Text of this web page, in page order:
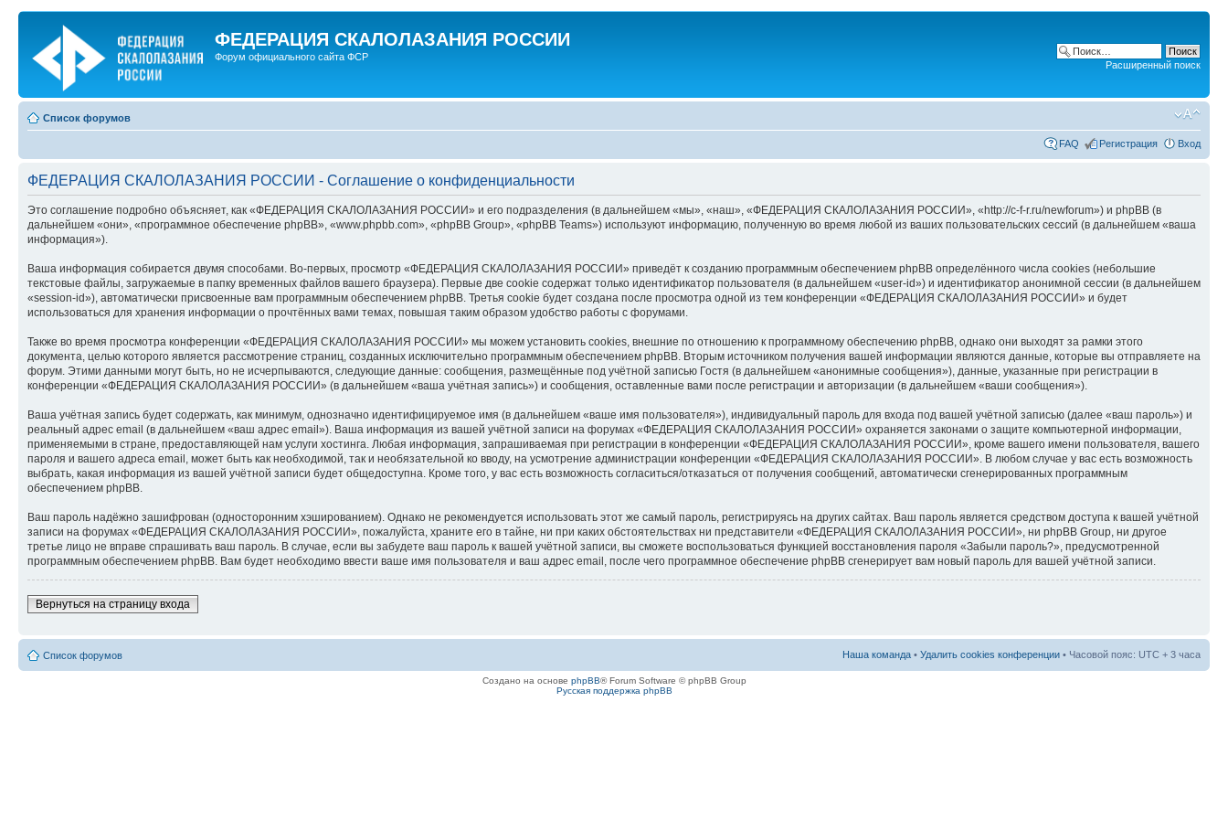
ФЕДЕРАЦИЯ СКАЛОЛАЗАНИЯ РОССИИ
Форум официального сайта ФСР
Расширенный поиск
Список форумов
FAQ Регистрация Вход
ФЕДЕРАЦИЯ СКАЛОЛАЗАНИЯ РОССИИ - Соглашение о конфиденциальности
Это соглашение подробно объясняет, как «ФЕДЕРАЦИЯ СКАЛОЛАЗАНИЯ РОССИИ» и его подразделения (в дальнейшем «мы», «наш», «ФЕДЕРАЦИЯ СКАЛОЛАЗАНИЯ РОССИИ», «http://c-f-r.ru/newforum») и phpBB (в
дальнейшем «они», «программное обеспечение phpBB», «www.phpbb.com», «phpBB Group», «phpBB Teams») используют информацию, полученную во время любой из ваших пользовательских сессий (в дальнейшем «ваша
информация»).
Ваша информация собирается двумя способами. Во-первых, просмотр «ФЕДЕРАЦИЯ СКАЛОЛАЗАНИЯ РОССИИ» приведёт к созданию программным обеспечением phpBB определённого числа cookies (небольшие
текстовые файлы, загружаемые в папку временных файлов вашего браузера). Первые две cookie содержат только идентификатор пользователя (в дальнейшем «user-id») и идентификатор анонимной сессии (в дальнейшем
«session-id»), автоматически присвоенные вам программным обеспечением phpBB. Третья cookie будет создана после просмотра одной из тем конференции «ФЕДЕРАЦИЯ СКАЛОЛАЗАНИЯ РОССИИ» и будет
использоваться для хранения информации о прочтённых вами темах, повышая таким образом удобство работы с форумами.
Также во время просмотра конференции «ФЕДЕРАЦИЯ СКАЛОЛАЗАНИЯ РОССИИ» мы можем установить cookies, внешние по отношению к программному обеспечению phpBB, однако они выходят за рамки этого
документа, целью которого является рассмотрение страниц, созданных исключительно программным обеспечением phpBB. Вторым источником получения вашей информации являются данные, которые вы отправляете на
форум. Этими данными могут быть, но не исчерпываются, следующие данные: сообщения, размещённые под учётной записью Гостя (в дальнейшем «анонимные сообщения»), данные, указанные при регистрации в
конференции «ФЕДЕРАЦИЯ СКАЛОЛАЗАНИЯ РОССИИ» (в дальнейшем «ваша учётная запись») и сообщения, оставленные вами после регистрации и авторизации (в дальнейшем «ваши сообщения»).
Ваша учётная запись будет содержать, как минимум, однозначно идентифицируемое имя (в дальнейшем «ваше имя пользователя»), индивидуальный пароль для входа под вашей учётной записью (далее «ваш пароль») и
реальный адрес email (в дальнейшем «ваш адрес email»). Ваша информация из вашей учётной записи на форумах «ФЕДЕРАЦИЯ СКАЛОЛАЗАНИЯ РОССИИ» охраняется законами о защите компьютерной информации,
применяемыми в стране, предоставляющей нам услуги хостинга. Любая информация, запрашиваемая при регистрации в конференции «ФЕДЕРАЦИЯ СКАЛОЛАЗАНИЯ РОССИИ», кроме вашего имени пользователя, вашего
пароля и вашего адреса email, может быть как необходимой, так и необязательной ко вводу, на усмотрение администрации конференции «ФЕДЕРАЦИЯ СКАЛОЛАЗАНИЯ РОССИИ». В любом случае у вас есть возможность
выбрать, какая информация из вашей учётной записи будет общедоступна. Кроме того, у вас есть возможность согласиться/отказаться от получения сообщений, автоматически сгенерированных программным
обеспечением phpBB.
Ваш пароль надёжно зашифрован (односторонним хэшированием). Однако не рекомендуется использовать этот же самый пароль, регистрируясь на других сайтах. Ваш пароль является средством доступа к вашей учётной
записи на форумах «ФЕДЕРАЦИЯ СКАЛОЛАЗАНИЯ РОССИИ», пожалуйста, храните его в тайне, ни при каких обстоятельствах ни представители «ФЕДЕРАЦИЯ СКАЛОЛАЗАНИЯ РОССИИ», ни phpBB Group, ни другое
третье лицо не вправе спрашивать ваш пароль. В случае, если вы забудете ваш пароль к вашей учётной записи, вы сможете воспользоваться функцией восстановления пароля «Забыли пароль?», предусмотренной
программным обеспечением phpBB. Вам будет необходимо ввести ваше имя пользователя и ваш адрес email, после чего программное обеспечение phpBB сгенерирует вам новый пароль для вашей учётной записи.
Вернуться на страницу входа
Список форумов Наша команда • Удалить cookies конференции • Часовой пояс: UTC + 3 часа
Создано на основе phpBB® Forum Software © phpBB Group
Русская поддержка phpBB